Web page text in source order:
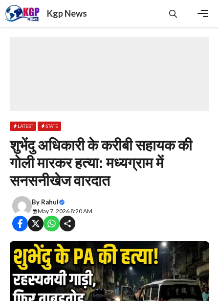
Skip
to
content
Kgp News
LATEST STATE
​शुभेंदु अधिकारी के करीबी सहायक की
गोली मारकर हत्या: मध्यग्राम में
सनसनीखेज वारदात
By Rahul
May 7, 2026 8:20 AM